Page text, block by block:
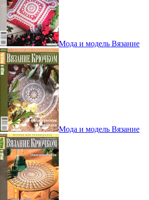
Мода и модель Вязание
Мода и модель Вязание